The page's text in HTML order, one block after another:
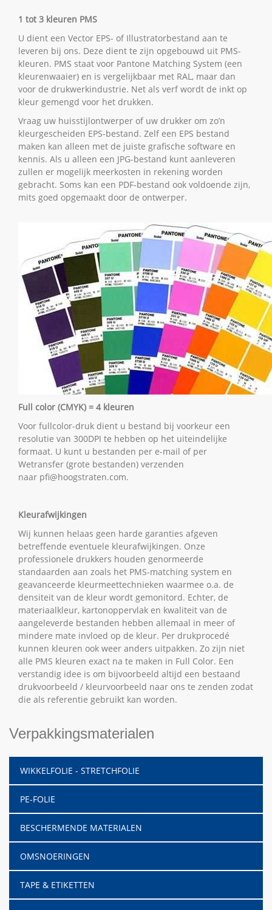
1 tot 3 kleuren PMS
U dient een Vector EPS- of Illustratorbestand aan te
leveren bij ons. Deze dient te zijn opgebouwd uit PMS-
kleuren. PMS staat voor Pantone Matching System (een
kleurenwaaier) en is vergelijkbaar met RAL, maar dan
voor de drukwerkindustrie. Net als verf wordt de inkt op
kleur gemengd voor het drukken.
Vraag uw huisstijlontwerper of uw drukker om zo’n
kleurgescheiden EPS-bestand. Zelf een EPS bestand
maken kan alleen met de juiste grafische software en
kennis. Als u alleen een JPG-bestand kunt aanleveren
zullen er mogelijk meerkosten in rekening worden
gebracht. Soms kan een PDF-bestand ook voldoende zijn,
mits goed opgemaakt door de ontwerper.
Full color (CMYK) = 4 kleuren
Voor fullcolor-druk dient u bestand bij voorkeur een
resolutie van 300DPI te hebben op het uiteindelijke
formaat. U kunt u bestanden per e-mail of per
Wetransfer (grote bestanden) verzenden
naar pfi@hoogstraten.com.
Kleurafwijkingen
Wij kunnen helaas geen harde garanties afgeven
betreffende eventuele kleurafwijkingen. Onze
professionele drukkers houden genormeerde
standaarden aan zoals het PMS-matching system en
geavanceerde kleurmeettechnieken waarmee o.a. de
densiteit van de kleur wordt gemonitord. Echter, de
materiaalkleur, kartonoppervlak en kwaliteit van de
aangeleverde bestanden hebben allemaal in meer of
mindere mate invloed op de kleur. Per drukprocedé
kunnen kleuren ook weer anders uitpakken. Zo zijn niet
alle PMS kleuren exact na te maken in Full Color. Een
verstandig idee is om bijvoorbeeld altijd een bestaand
drukvoorbeeld / kleurvoorbeeld naar ons te zenden zodat
die als referentie gebruikt kan worden.
Verpakkingsmaterialen
WIKKELFOLIE - STRETCHFOLIE
PE-FOLIE
BESCHERMENDE MATERIALEN
OMSNOERINGEN
TAPE & ETIKETTEN